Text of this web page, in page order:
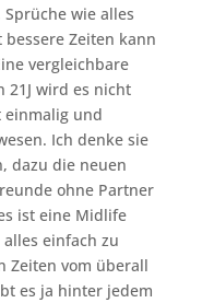
wie alles
Zeiten kann
vergleichbare
21J wird es nicht
einmalig und
Ich denke sie
dazu die neuen
ohne Partner
ist eine Midlife
einfach zu
Zeiten vom überall
es ja hinter jedem